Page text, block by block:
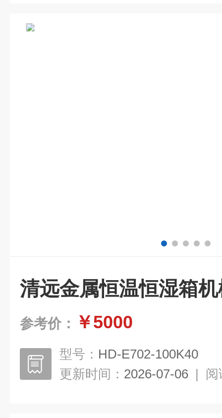
清远金属恒温恒湿箱
参考价： ￥5000
型号： HD-E702-100K40
更新时间： 2026-07-06 | 阅